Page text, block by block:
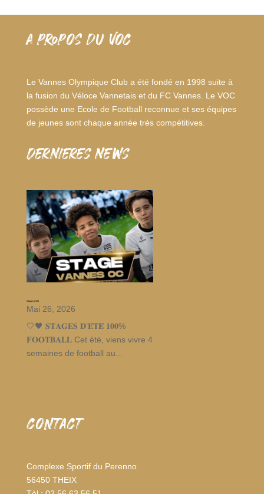
A PROPOS DU VOC
Le Vannes Olympique Club a été fondé en 1998 suite à
la fusion du Véloce Vannetais et du FC Vannes. Le VOC
possède une Ecole de Football reconnue et ses équipes
de jeunes sont chaque année très compétitives.
dernieres news
Stages d’été
Mai 26, 2026
🤍🖤 𝐒𝐓𝐀𝐆𝐄𝐒 𝐃’𝐄́𝐓𝐄́ 𝟏𝟎𝟎%
𝐅𝐎𝐎𝐓𝐁𝐀𝐋𝐋 Cet été, viens vivre 4
semaines de football au...
CONTACT
Complexe Sportif du Perenno
56450 THEIX